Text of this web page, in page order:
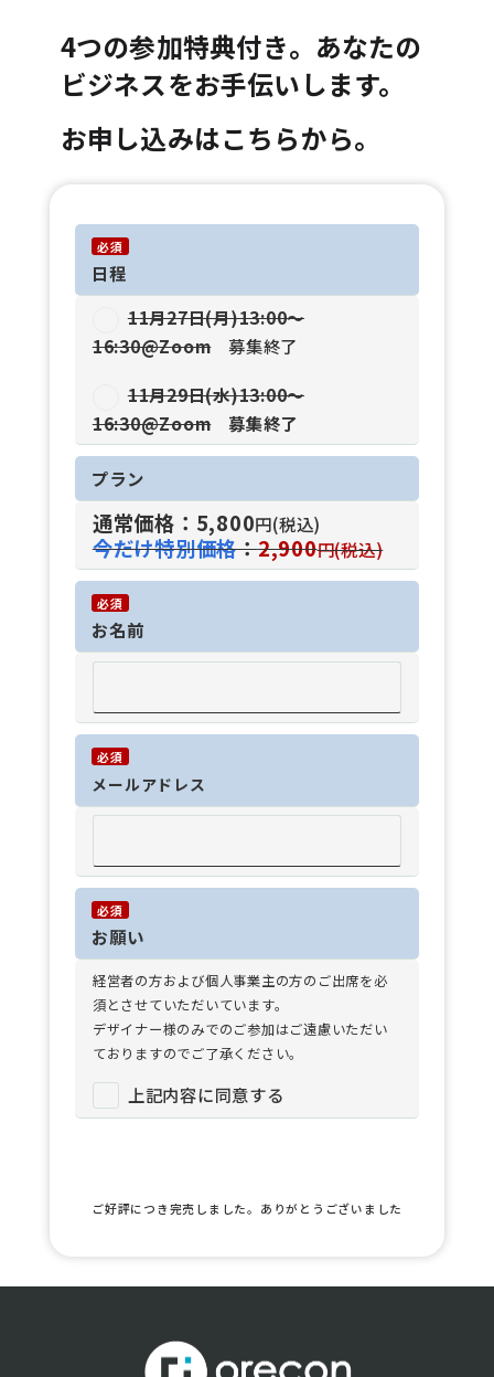
4つの参加特典付き。あなたの
ビジネスをお手伝いします。
お申し込みはこちらから。
必須
日程
11月27日(月)13:00〜
16:30@Zoom募集終了
11月29日(水)13:00〜
16:30@Zoom募集終了
プラン
通常価格：5,800円(税込)
今だけ特別価格：2,900円(税込)
必須
お名前
必須
メールアドレス
必須
お願い
経営者の方および個人事業主の方のご出席を必
須とさせていただいています。
デザイナー様のみでのご参加はご遠慮いただい
ておりますのでご了承ください。
上記内容に同意する
ご好評につき完売しました。ありがとうございました